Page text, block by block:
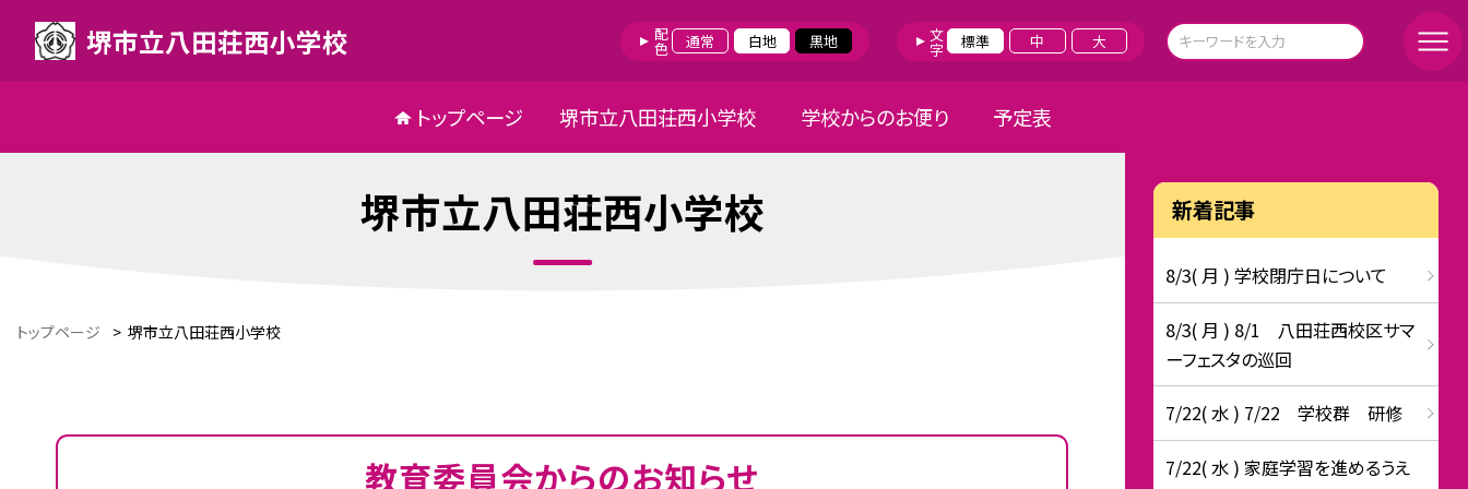
堺市立八田荘西小学校 配色 通常 白地 黒地 文字 標準 中 大
トップページ 堺市立八田荘西小学校 学校からのお便り 予定表
堺市立八田荘西小学校
トップページ > 堺市立八田荘西小学校
教育委員会からのお知らせ
新着記事
8/3( 月 ) 学校閉庁日について
8/3( 月 ) 8/1 八田荘西校区サマ
ーフェスタの巡回
7/22( 水 ) 7/22 学校群 研修
7/22( 水 ) 家庭学習を進めるうえ